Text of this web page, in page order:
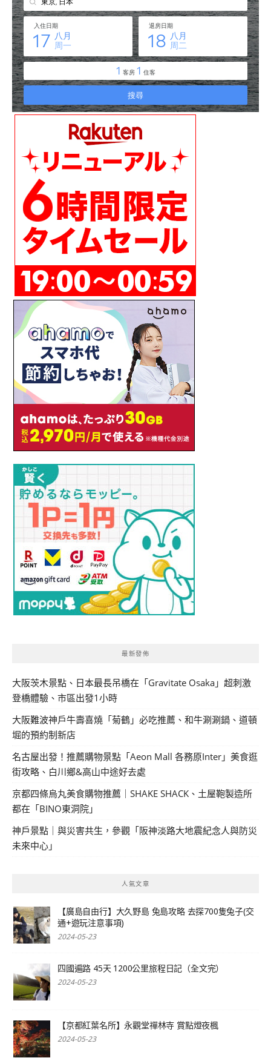
最新發佈
大阪茨木景點、日本最長吊橋在「Gravitate Osaka」超刺激
登橋體驗、市區出發1小時
大阪難波神戶牛壽喜燒「菊鶴」必吃推薦、和牛涮涮鍋、道頓
堀的預約制新店
名古屋出發！推薦購物景點「Aeon Mall 各務原Inter」美食逛
街攻略、白川鄉&高山中途好去處
京都四條烏丸美食購物推薦｜SHAKE SHACK、土屋鞄製造所
都在「BINO東洞院」
神戶景點｜與災害共生，參觀「阪神淡路大地震紀念人與防災
未來中心」
人氣文章
【廣島自由行】大久野島 兔島攻略 去探700隻兔子(交
通+遊玩注意事項)
2024-05-23
四國遍路 45天 1200公里旅程日記（全文完）
2024-05-23
【京都紅葉名所】永觀堂禪林寺 賞點燈夜楓
2024-05-23